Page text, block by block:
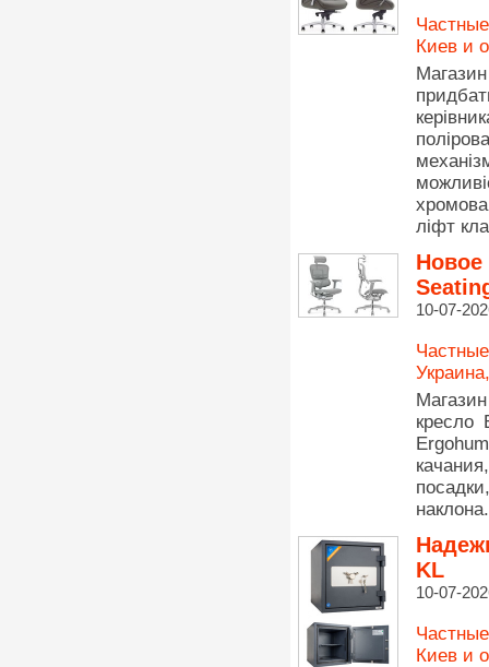
Киев и
ліфт
Новое
10-07-
кресло
наклона.
KL
10-07-
Киев и